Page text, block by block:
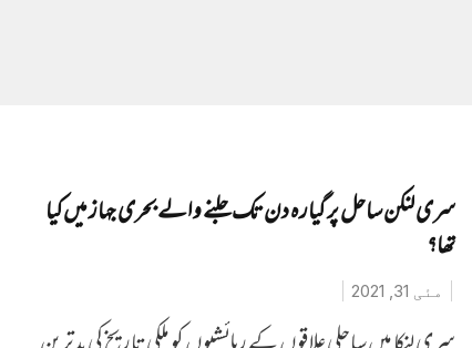
سری لنکن ساحل پر گیارہ دن تک جلنے والے بحری جہاز میں‌کیا
تھا؟
مئی 31, 2021